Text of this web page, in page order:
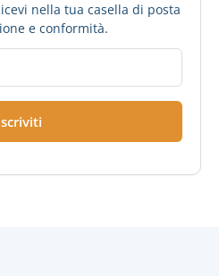
nella tua casella di posta
e conformità.